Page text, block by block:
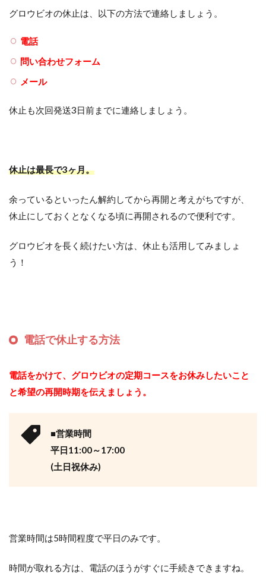
グロウビオの休止は、以下の方法で連絡しましょう。
電話
問い合わせフォーム
メール
休止も次回発送3日前までに連絡しましょう。
休止は最長で3ヶ月。
余っているといったん解約してから再開と考えがちですが、
休止にしておくとなくなる頃に再開されるので便利です。
グロウビオを長く続けたい方は、休止も活用してみましょ
う！
電話で休止する方法
電話をかけて、グロウビオの定期コースをお休みしたいこと
と希望の再開時期を伝えましょう。
■営業時間
平日11:00～17:00
(土日祝休み)
営業時間は5時間程度で平日のみです。
時間が取れる方は、電話のほうがすぐに手続きできますね。